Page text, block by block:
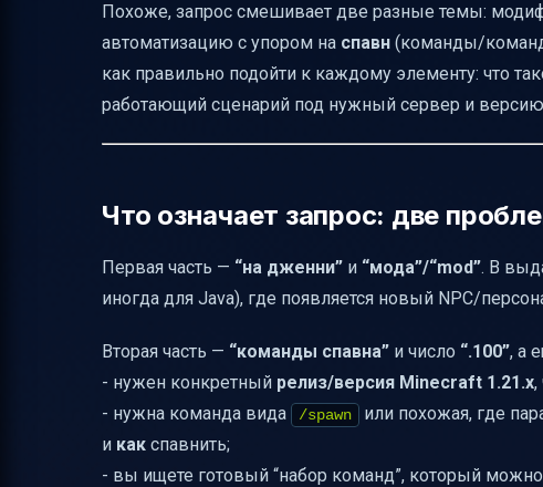
Таблица: что относится к модy, а что — к
Почему люди упираются в проблему “не
Как действовать, если контент “18+” связан с
Похоже, запрос смешивает две разные темы:
автоматизацию с упором на спавн (команды/
как правильно подойти к каждому элементу: что
работающий сценарий под нужный сервер и
Что означает запрос: две
Первая часть — “на дженни” и “мода”/“mod”. В
иногда для Java), где появляется новый NPC/
Вторая часть — “команды спавна” и число “.100”, а
- нужен конкретный релиз/версия Minecraft 1.21.x,
- нужна команда вида
/spawn или похожая, где
и как спавнить;
- вы ищете готовый “набор команд”, который